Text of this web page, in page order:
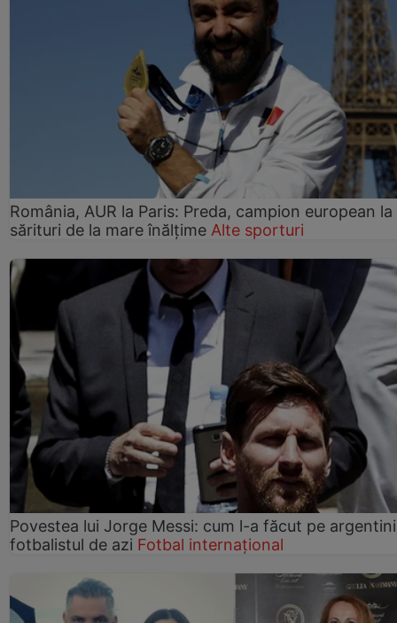
România, AUR la Paris: Preda, campion european la
sărituri de la mare înălțime Alte sporturi
Povestea lui Jorge Messi: cum l-a făcut pe
fotbalistul de azi Fotbal internațional